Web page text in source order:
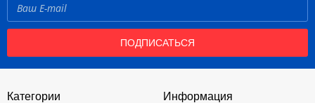
ПОДПИСАТЬСЯ
Категории Информация